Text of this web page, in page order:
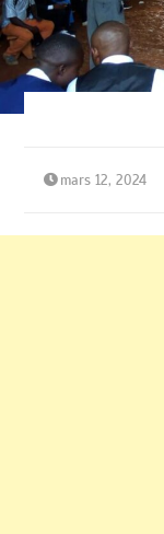
mars 12, 2024